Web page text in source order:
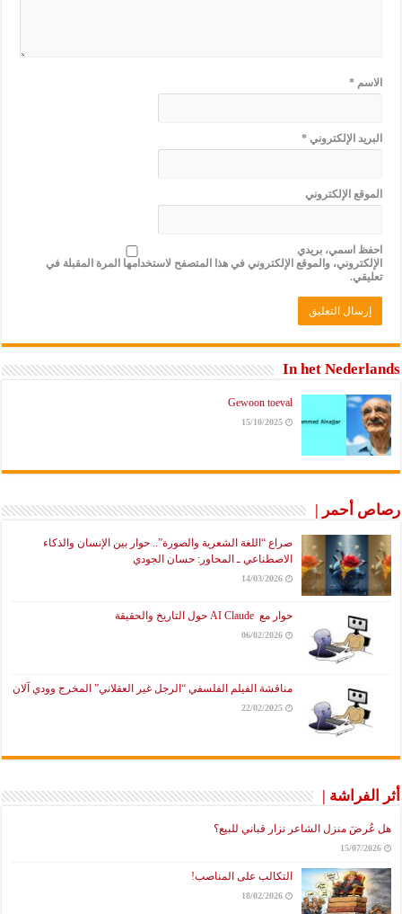
الاسم*
البريد الإلكتروني*
الموقع الإلكتروني
احفظ اسمي، بريدي
الإلكتروني، والموقع الإلكتروني في هذا المتصفح لاستخدامها المرة المقبلة في
تعليقي.
In het Nederlands
Gewoon toeval
15/10/2025
رصاص أحمر |
صراع “اللغة الشعرية والصورة”.. حوار بين الإنسان والذكاء
الاصطناعي ـ المحاور: حسان الجودي
14/03/2026
حوار مع AI Claude حول التاريخ والحقيقة
06/02/2026
مناقشة الفيلم الفلسفي “الرجل غير العقلاني” المخرج وودي آلان
22/02/2025
أثر الفراشة |
هل عُرضَ منزل الشاعر نزار قباني للبيع؟
15/07/2026
التكالب على المناصب!
18/02/2026